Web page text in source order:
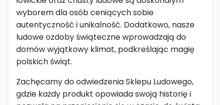
wyborem dla osób ceniących sobie
autentyczność i unikalność. Dodatkowo, nasze
ludowe ozdoby świąteczne wprowadzają do
domów wyjątkowy klimat, podkreślając magię
polskich świąt.
Zachęcamy do odwiedzenia Sklepu Ludowego,
gdzie każdy produkt opowiada swoją historię i